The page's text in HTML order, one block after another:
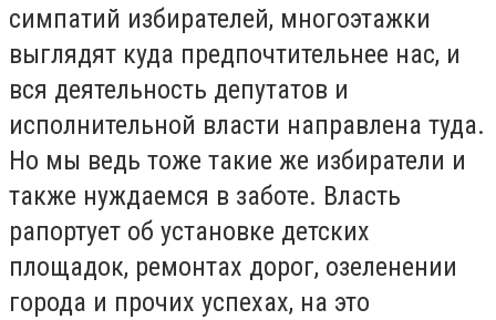
симпатий избирателей, многоэтажки
выглядят куда предпочтительнее нас, и
вся деятельность депутатов и
исполнительной власти направлена туда.
Но мы ведь тоже такие же избиратели и
также нуждаемся в заботе. Власть
рапортует об установке детских
площадок, ремонтах дорог, озеленении
города и прочих успехах, на это